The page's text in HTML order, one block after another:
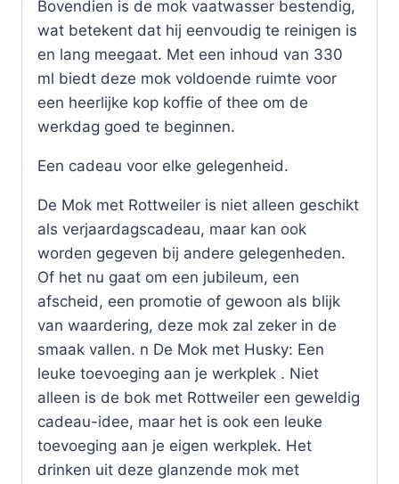
Bovendien is de mok vaatwasser bestendig,
wat betekent dat hij eenvoudig te reinigen is
en lang meegaat. Met een inhoud van 330
ml biedt deze mok voldoende ruimte voor
een heerlijke kop koffie of thee om de
werkdag goed te beginnen.
Een cadeau voor elke gelegenheid.
De Mok met Rottweiler is niet alleen geschikt
als verjaardagscadeau, maar kan ook
worden gegeven bij andere gelegenheden.
Of het nu gaat om een jubileum, een
afscheid, een promotie of gewoon als blijk
van waardering, deze mok zal zeker in de
smaak vallen. n De Mok met Husky: Een
leuke toevoeging aan je werkplek . Niet
alleen is de bok met Rottweiler een geweldig
cadeau-idee, maar het is ook een leuke
toevoeging aan je eigen werkplek. Het
drinken uit deze glanzende mok met